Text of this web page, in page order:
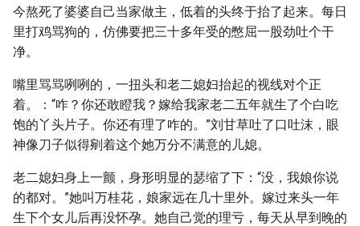
今熬死了婆婆自己当家做主，低着的头终于抬了起来。每日
里打鸡骂狗的，仿佛要把三十多年受的憋屈一股劲吐个干
净。
嘴里骂骂咧咧的，一扭头和老二媳妇抬起的视线对个正
着。：“咋？你还敢瞪我？嫁给我家老二五年就生了个白吃
饱的丫头片子。你还有理了咋的。”刘甘草吐了口吐沫，眼
神像刀子似得剜着这个她万分不满意的儿媳。
老二媳妇身上一颤，身形明显的瑟缩了下：“没，我娘你说
的都对。”她叫万桂花，娘家远在几十里外。嫁过来头一年
生下个女儿后再没怀孕。她自己觉的理亏，每天从早到晚的